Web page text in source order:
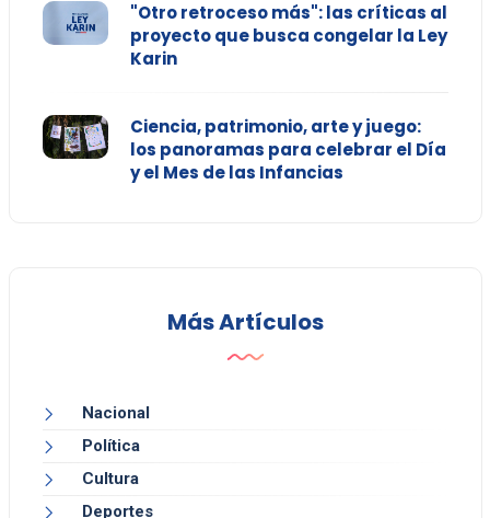
"Otro retroceso más": las críticas al
proyecto que busca congelar la Ley
Karin
Ciencia, patrimonio, arte y juego:
los panoramas para celebrar el Día
y el Mes de las Infancias
Más Artículos
Nacional
Política
Cultura
Deportes